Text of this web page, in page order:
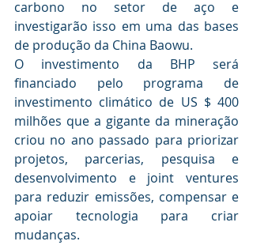
carbono no setor de aço e
investigarão isso em uma das bases
de produção da China Baowu.
O investimento da BHP será
financiado pelo programa de
investimento climático de US $ 400
milhões que a gigante da mineração
criou no ano passado para priorizar
projetos, parcerias, pesquisa e
desenvolvimento e joint ventures
para reduzir emissões, compensar e
apoiar tecnologia para criar
mudanças.